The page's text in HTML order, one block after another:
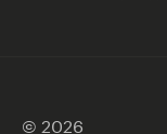
© 2026